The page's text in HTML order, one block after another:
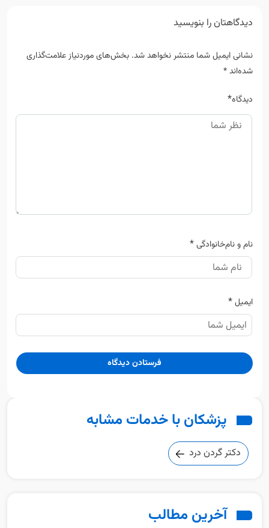
دیدگاهتان را بنویسید
نشانی ایمیل شما منتشر نخواهد شد. بخش‌های موردنیاز علامت‌گذاری
شده‌اند*
دیدگاه*
نام و نام‌خانوادگی*
ایمیل*
پزشکان با خدمات مشابه
دکتر گردن درد
آخرین مطالب